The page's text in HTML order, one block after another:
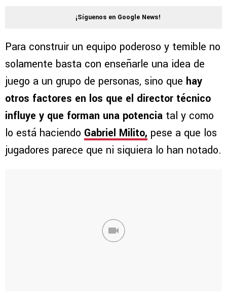
¡Síguenos en Google News!
Para construir un equipo poderoso y temible no
solamente basta con enseñarle una idea de
juego a un grupo de personas, sino que hay
otros factores en los que el director técnico
influye y que forman una potencia tal y como
lo está haciendo Gabriel Milito, pese a que los
jugadores parece que ni siquiera lo han notado.